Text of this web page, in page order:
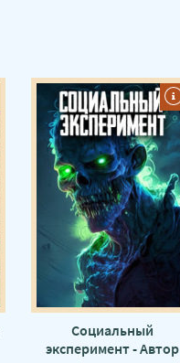
Социальный
эксперимент - Автор